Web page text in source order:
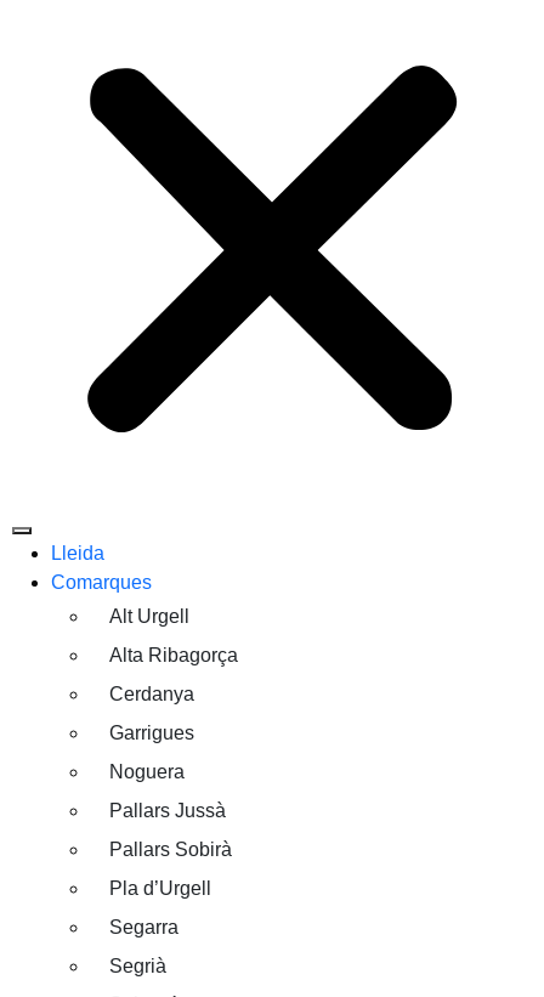
Lleida
Comarques
Alt Urgell
Alta Ribagorça
Cerdanya
Garrigues
Noguera
Pallars Jussà
Pallars Sobirà
Pla d’Urgell
Segarra
Segrià